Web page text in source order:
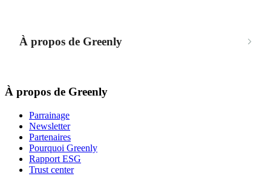
À propos de Greenly
À propos de Greenly
Parrainage
Newsletter
Partenaires
Pourquoi Greenly
Rapport ESG
Trust center